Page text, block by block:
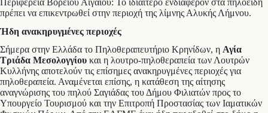
πρέπει να επικεντρωθεί στην περιοχή της λίμνης Αλυκής Λήμνου.
Ήδη ανακηρυγμένες περιοχές
Σήμερα στην Ελλάδα το Πηλοθεραπευτήριο Κρηνίδων, η Αγία
Τριάδα Μεσολογγίου και η λουτρο-πηλοθεραπεία των Λουτρών
Κυλλήνης αποτελούν τις επίσημες ανακηρυγμένες περιοχές για
πηλοθεραπεία. Αναμένεται επίσης, η κατάθεση της αίτησης
αναγνώρισης του πηλού Σαγιάδας του Δήμου Φιλιατών προς το
Υπουργείο Τουρισμού και την Επιτροπή Προστασίας των Ιαματικών